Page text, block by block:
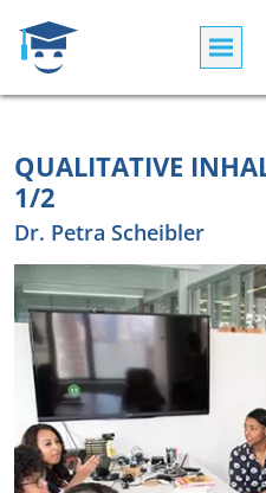
QUALITATIVE
1/2
Dr. Petra Scheibler